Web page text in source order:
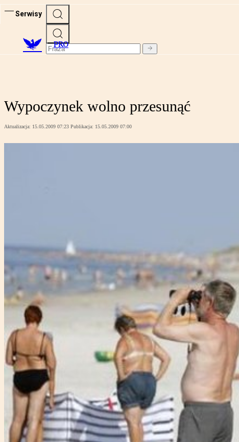
Serwisy
PRO
Wypoczynek wolno przesunąć
Aktualizacja: 15.05.2009 07:23 Publikacja: 15.05.2009 07:00